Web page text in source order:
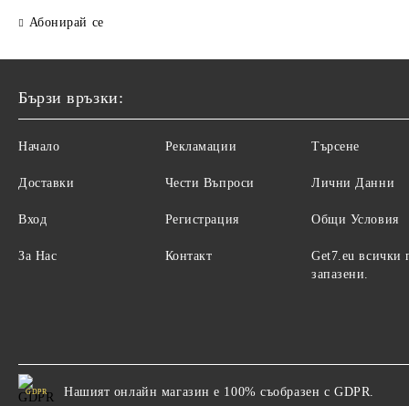
Абонирай се
Бързи връзки:
Начало
Доставки
Вход
За Нас
Рекламации
Чести Въпроси
Регистрация
Контакт
Търсене
Лични Данни
Общи Условия
Get7.eu всички
запазени.
GDPR Нашият онлайн магазин е 100% съобразен с GDPR.